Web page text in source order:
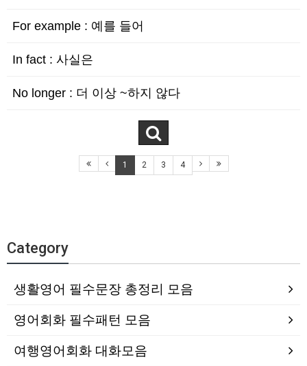
For example : 예를 들어
In fact : 사실은
No longer : 더 이상 ~하지 않다
1 2 3 4
Category
생활영어 필수문장 총정리 모음
영어회화 필수패턴 모음
여행영어회화 대화모음